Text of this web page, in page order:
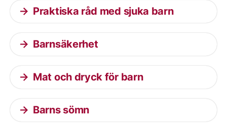
Praktiska råd med sjuka barn
Barnsäkerhet
Mat och dryck för barn
Barns sömn